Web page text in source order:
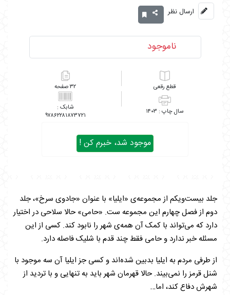
ارسال نظر
ناموجود
رقعی ۳۲
۱۴۰۳ ۹۷۸۶۲۲۸۱۸۷۳۷۲۱
موجود شد، خبرم کن !
جلد بیست‌ویکم از مجموعه‌ی «ایلیا» با عنوان «جادوی سرخ»، جلد
دوم از فصل چهارم این مجموعه ست. «حامی» حالا سلاحی در اختیار
دارد که می‌تواند با کمک آن همه‌ی شهر را نابود کند. کسی از این
مسئله خبر ندارد و حامی فقط چند قدم با شلیک فاصله دارد.
از طرفی مردم به ایلیا بدبین شده‌اند و کسی جز ایلیا آن سه موجود با
شنل قرمز را نمی‌بیند. حالا قهرمان شهر باید به تنهایی و با تردید از
شهرش دفاع کند، اما…